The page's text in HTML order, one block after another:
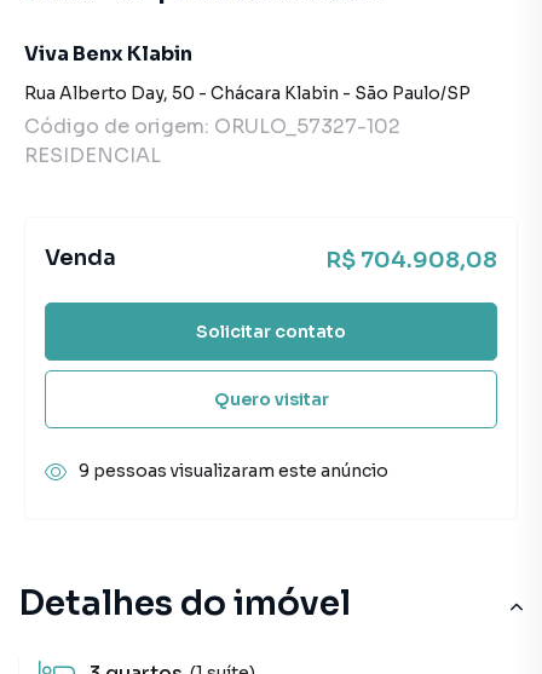
Detalhes do imóvel
Viva Benx Klabin
Rua Alberto Day, 50 - Chácara Klabin - São Paulo/SP
Código de origem: ORULO_57327-102
RESIDENCIAL
Venda R$ 704.908,08
Solicitar contato
Quero visitar
9 pessoas visualizaram este anúncio